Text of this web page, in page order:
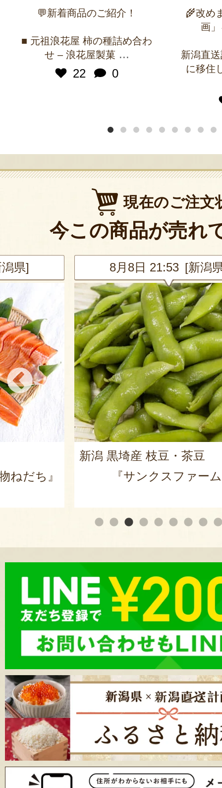
💬新着商品のご紹介！
■ 元祖浪花屋 柿の種詰め合わ
せ – 浪花屋製菓 ...
22
0
🌾改め
画
新潟直
に移住
現在のご注文
今この商品が売れ
県]
ねだち』
8月8日 21:53 [新潟
新潟 黒埼産 枝豆・茶豆
『サンクスファー